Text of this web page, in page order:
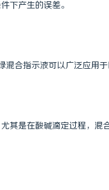
下产生的误差。
混合指示液可以广泛应用于
其是在酸碱滴定过程，混